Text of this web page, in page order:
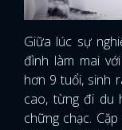
Giữa lúc sự
đình làm mai
hơn 9 tuổi, sinh
cao, từng đi du
chững chạc.